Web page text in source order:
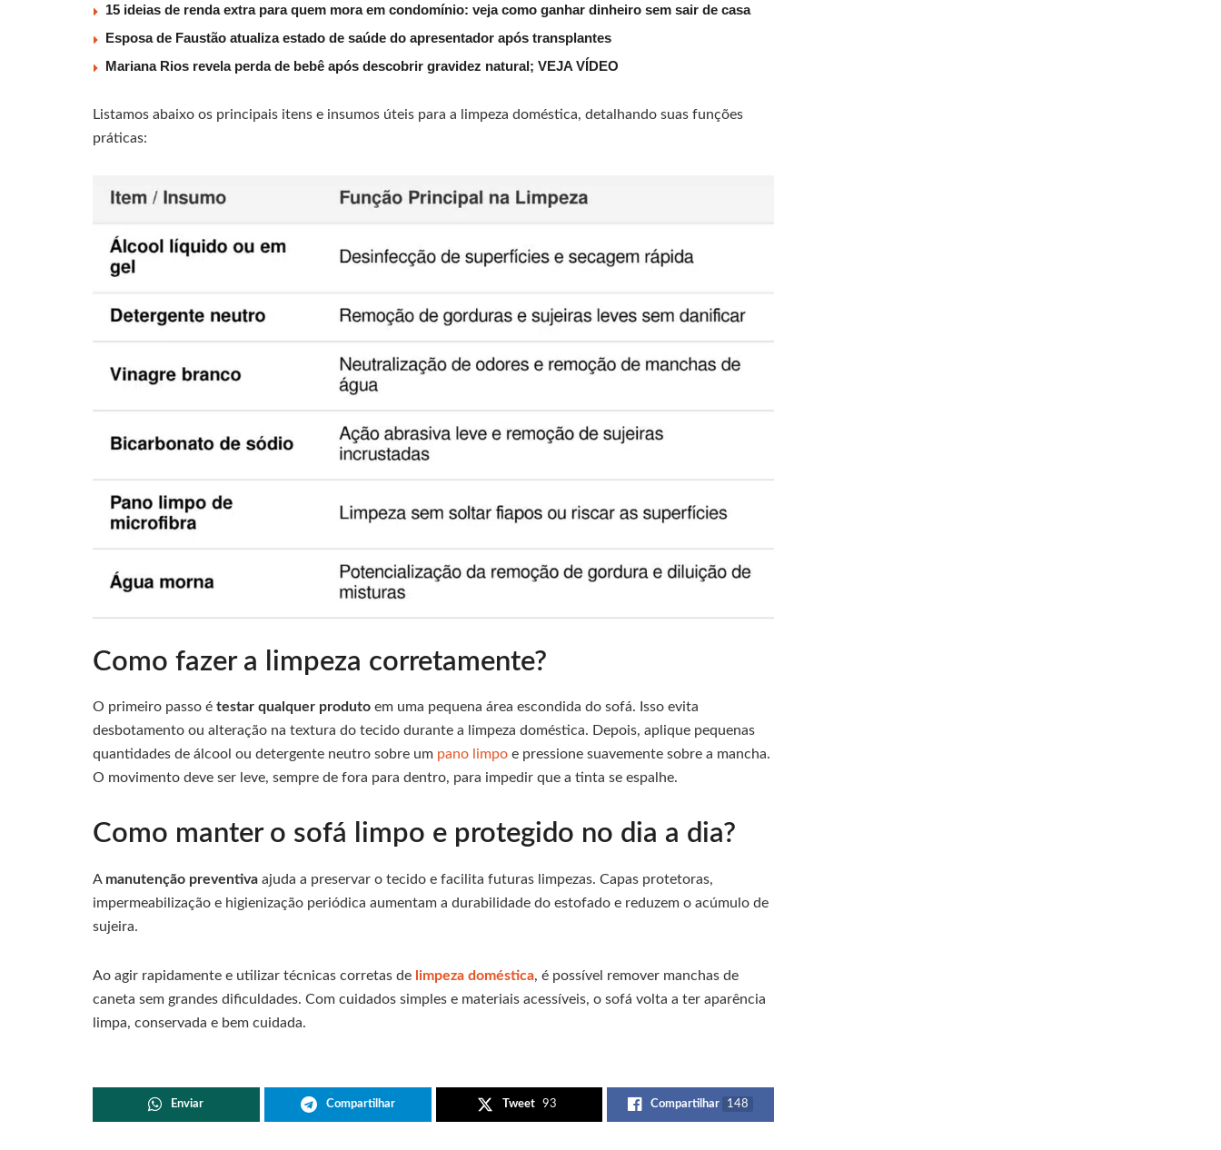
15 ideias de renda extra para quem mora em condomínio: veja como ganhar dinheiro sem sair de casa
Esposa de Faustão atualiza estado de saúde do apresentador após transplantes
Mariana Rios revela perda de bebê após descobrir gravidez natural; VEJA VÍDEO
Listamos abaixo os principais itens e insumos úteis para a limpeza doméstica, detalhando suas funções
práticas:
Como fazer a limpeza corretamente?
O primeiro passo é testar qualquer produto em uma pequena área escondida do sofá. Isso evita
desbotamento ou alteração na textura do tecido durante a limpeza doméstica. Depois, aplique pequenas
quantidades de álcool ou detergente neutro sobre um pano limpo e pressione suavemente sobre a mancha.
O movimento deve ser leve, sempre de fora para dentro, para impedir que a tinta se espalhe.
Como manter o sofá limpo e protegido no dia a dia?
A manutenção preventiva ajuda a preservar o tecido e facilita futuras limpezas. Capas protetoras,
impermeabilização e higienização periódica aumentam a durabilidade do estofado e reduzem o acúmulo de
sujeira.
Ao agir rapidamente e utilizar técnicas corretas de limpeza doméstica, é possível remover manchas de
caneta sem grandes dificuldades. Com cuidados simples e materiais acessíveis, o sofá volta a ter aparência
limpa, conservada e bem cuidada.
Enviar Compartilhar Tweet 93 Compartilhar 148